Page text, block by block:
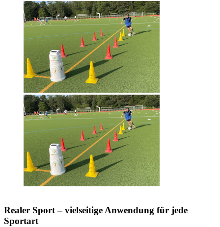
Realer Sport – vielseitige Anwendung für jede
Sportart